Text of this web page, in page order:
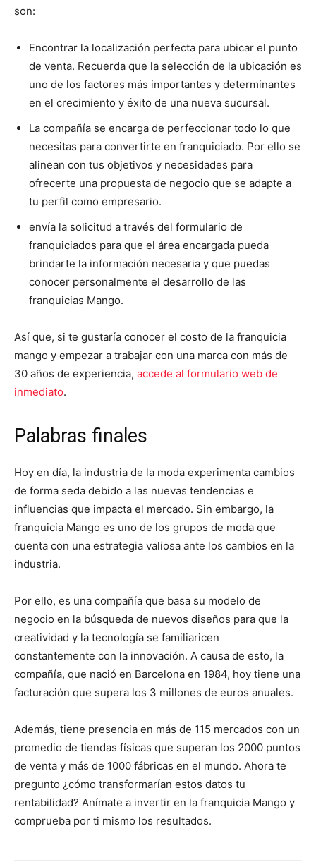
son:
Encontrar la localización perfecta para ubicar el punto
de venta. Recuerda que la selección de la ubicación es
uno de los factores más importantes y determinantes
en el crecimiento y éxito de una nueva sucursal.
La compañía se encarga de perfeccionar todo lo que
necesitas para convertirte en franquiciado. Por ello se
alinean con tus objetivos y necesidades para
ofrecerte una propuesta de negocio que se adapte a
tu perfil como empresario.
envía la solicitud a través del formulario de
franquiciados para que el área encargada pueda
brindarte la información necesaria y que puedas
conocer personalmente el desarrollo de las
franquicias Mango.
Así que, si te gustaría conocer el costo de la franquicia
mango y empezar a trabajar con una marca con más de
30 años de experiencia, accede al formulario web de
inmediato.
Palabras finales
Hoy en día, la industria de la moda experimenta cambios
de forma seda debido a las nuevas tendencias e
influencias que impacta el mercado. Sin embargo, la
franquicia Mango es uno de los grupos de moda que
cuenta con una estrategia valiosa ante los cambios en la
industria.
Por ello, es una compañía que basa su modelo de
negocio en la búsqueda de nuevos diseños para que la
creatividad y la tecnología se familiaricen
constantemente con la innovación. A causa de esto, la
compañía, que nació en Barcelona en 1984, hoy tiene una
facturación que supera los 3 millones de euros anuales.
Además, tiene presencia en más de 115 mercados con un
promedio de tiendas físicas que superan los 2000 puntos
de venta y más de 1000 fábricas en el mundo. Ahora te
pregunto ¿cómo transformarían estos datos tu
rentabilidad? Anímate a invertir en la franquicia Mango y
comprueba por ti mismo los resultados.